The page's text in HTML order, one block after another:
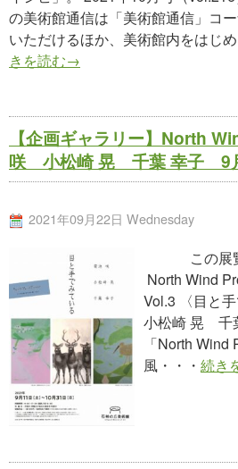
の美術館通信は「美術館通信」コ
いただけるほか、美術館内をはじ
きを読む→
【企画ギャラリー】North
咲 小松崎 晃 千葉 幸子 9
2021年09月22日 Wednesday
この展覧
North Wind
Vol.3 〈目と
小松崎 晃 千
「North Wind
風・・・ 続き